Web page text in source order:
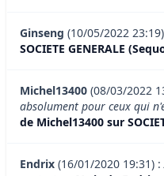
Ginseng (10/05/2022
SOCIETE GENERALE
Michel13400 (08/03/2022
absolument pour ceux qui
de Michel13400 sur
Endrix (16/01/2020 19:31) :